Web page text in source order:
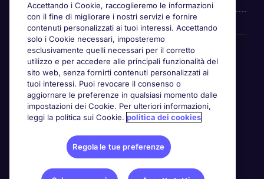
Awards
Accettando i Cookie, raccoglieremo le informazioni
con il fine di migliorare i nostri servizi e fornire
contenuti personalizzati ai tuoi interessi. Accettando
solo i Cookie necessari, imposteremo
esclusivamente quelli necessari per il corretto
utilizzo e per accedere alle principali funzionalità del
sito web, senza fornirti contenuti personalizzati ai
tuoi interessi. Puoi revocare il consenso o
aggiornare le preferenze in qualsiasi momento dalle
impostazioni dei Cookie. Per ulteriori informazioni,
leggi la politica sui Cookie. politica dei cookies
Regola le tue preferenze